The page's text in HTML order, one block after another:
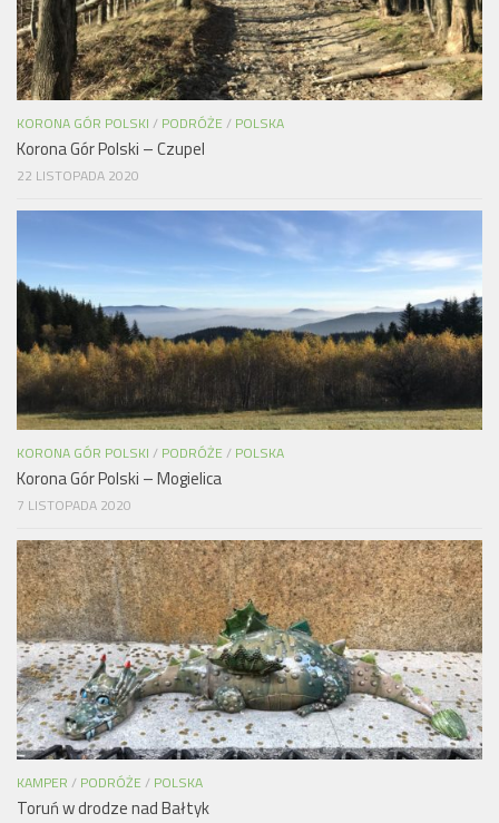
KORONA GÓR POLSKI / PODRÓŻE / POLSKA
Korona Gór Polski – Czupel
22 LISTOPADA 2020
KORONA GÓR POLSKI / PODRÓŻE / POLSKA
Korona Gór Polski – Mogielica
7 LISTOPADA 2020
KAMPER / PODRÓŻE / POLSKA
Toruń w drodze nad Bałtyk